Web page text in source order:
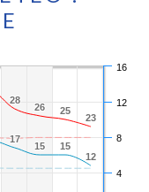
28
28
26
26 25
25
23
23
17
17
15
15 15
15
12
12
4
8
12
16